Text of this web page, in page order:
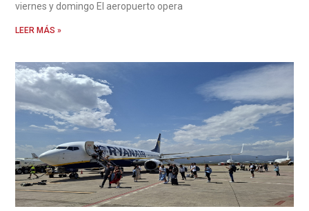
viernes y domingo El aeropuerto opera
LEER MÁS »